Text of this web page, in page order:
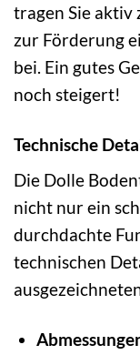
tragen Sie aktiv
zur Förderung
bei. Ein gutes
noch steigert!
Technische
Die Dolle
nicht nur ein
durchdachte
technischen